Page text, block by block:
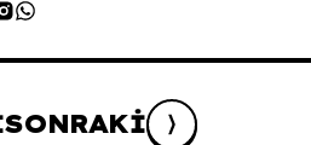
SONRAKI